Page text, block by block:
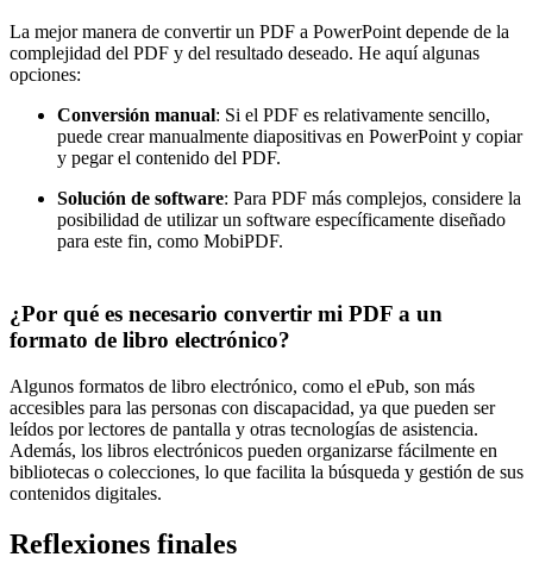
La mejor manera de convertir un PDF a PowerPoint depende de la
complejidad del PDF y del resultado deseado. He aquí algunas
opciones:
Conversión manual: Si el PDF es relativamente sencillo,
puede crear manualmente diapositivas en PowerPoint y copiar
y pegar el contenido del PDF.
Solución de software: Para PDF más complejos, considere la
posibilidad de utilizar un software específicamente diseñado
para este fin, como MobiPDF.
¿Por qué es necesario convertir mi PDF a un
formato de libro electrónico?
Algunos formatos de libro electrónico, como el ePub, son más
accesibles para las personas con discapacidad, ya que pueden ser
leídos por lectores de pantalla y otras tecnologías de asistencia.
Además, los libros electrónicos pueden organizarse fácilmente en
bibliotecas o colecciones, lo que facilita la búsqueda y gestión de sus
contenidos digitales.
Reflexiones finales